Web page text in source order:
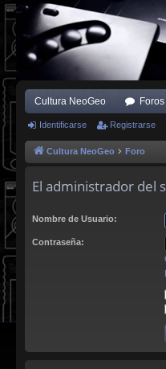
Cultura NeoGeo Foros
Identificarse Registrarse
Cultura NeoGeo Foro
El administrador del
Nombre de Usuario:
Contraseña: